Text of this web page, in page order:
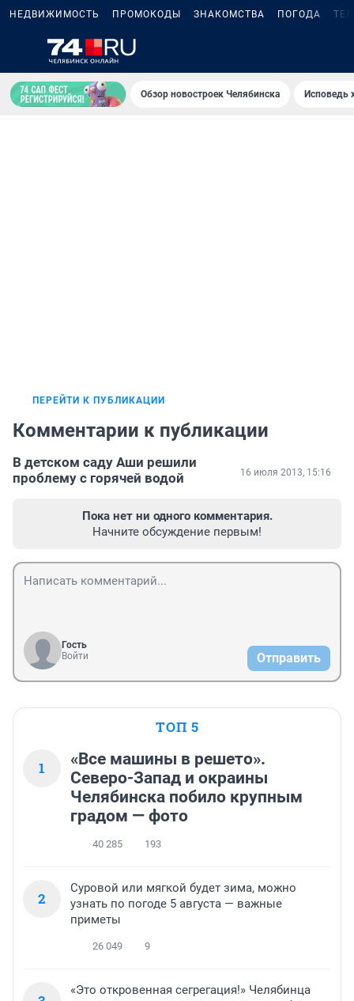
НЕДВИЖИМОСТЬ ПРОМОКОДЫ ЗНАКОМСТВА ПОГОДА
Обзор новостроек Челябинска Исповедь
ПЕРЕЙТИ К ПУБЛИКАЦИИ
Комментарии к публикации
В детском саду Аши решили
проблему с горячей водой
16 июля 2013, 15:16
Пока нет ни одного комментария.
Начните обсуждение первым!
Гость
Войти
Отправить
ТОП 5
1
«Все машины в решето».
Северо-Запад и окраины
Челябинска побило крупным
градом — фото
40 285 193
2
Суровой или мягкой будет зима, можно
узнать по погоде 5 августа — важные
приметы
26 049 9
«Это откровенная сегрегация!» Челябинца